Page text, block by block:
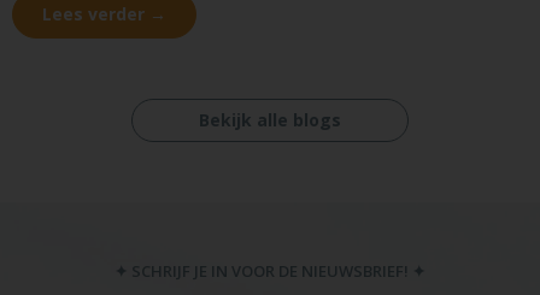
Lees verder →
Bekijk alle blogs
✦ SCHRIJF JE IN VOOR DE NIEUWSBRIEF! ✦